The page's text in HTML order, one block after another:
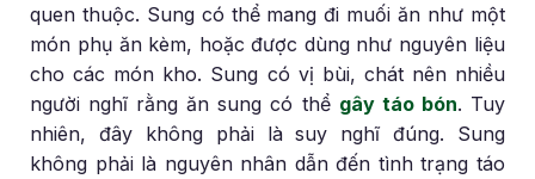
quen thuộc. Sung có thể mang đi muối ăn như một
món phụ ăn kèm, hoặc được dùng như nguyên liệu
cho các món kho. Sung có vị bùi, chát nên nhiều
người nghĩ rằng ăn sung có thể gây táo bón. Tuy
nhiên, đây không phải là suy nghĩ đúng. Sung
không phải là nguyên nhân dẫn đến tình trạng táo